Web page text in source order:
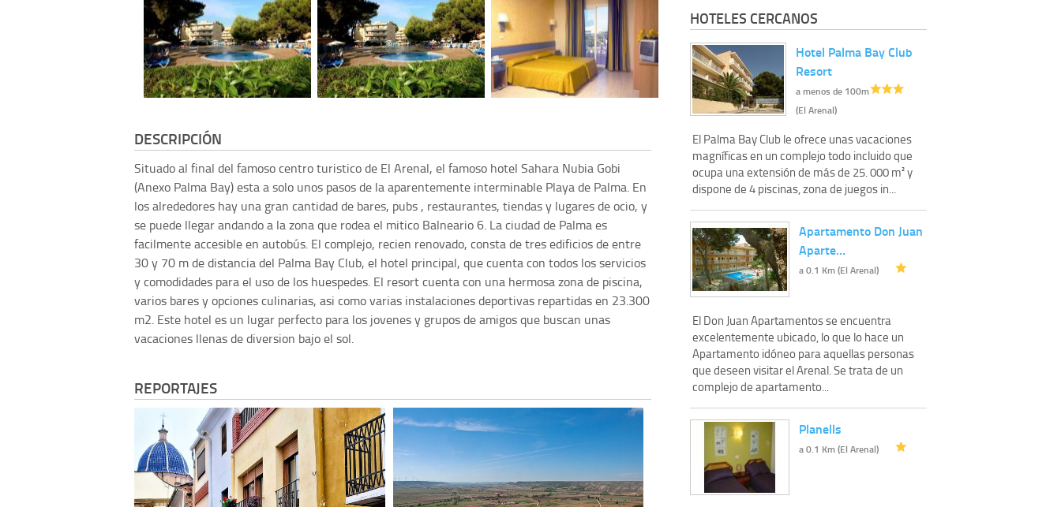
DESCRIPCIÓN
Situado al final del famoso centro turistico de El Arenal, el famoso hotel Sahara Nubia Gobi
(Anexo Palma Bay) esta a solo unos pasos de la aparentemente interminable Playa de Palma. En
los alrededores hay una gran cantidad de bares, pubs , restaurantes, tiendas y lugares de ocio, y
se puede llegar andando a la zona que rodea el mitico Balneario 6. La ciudad de Palma es
facilmente accesible en autobús. El complejo, recien renovado, consta de tres edificios de entre
30 y 70 m de distancia del Palma Bay Club, el hotel principal, que cuenta con todos los servicios
y comodidades para el uso de los huespedes. El resort cuenta con una hermosa zona de piscina,
varios bares y opciones culinarias, asi como varias instalaciones deportivas repartidas en 23.300
m2. Este hotel es un lugar perfecto para los jovenes y grupos de amigos que buscan unas
vacaciones llenas de diversion bajo el sol.
REPORTAJES
HOTELES CERCANOS
Hotel Palma Bay Club
Resort
a menos de 100m
(El Arenal)
El Palma Bay Club le ofrece unas vacaciones
magníficas en un complejo todo incluido que
ocupa una extensión de más de 25. 000 m² y
dispone de 4 piscinas, zona de juegos in...
Apartamento Don Juan
Aparte…
a 0.1 Km (El Arenal)
El Don Juan Apartamentos se encuentra
excelentemente ubicado, lo que lo hace un
Apartamento idóneo para aquellas personas
que deseen visitar el Arenal. Se trata de un
complejo de apartamento...
Planells
a 0.1 Km (El Arenal)